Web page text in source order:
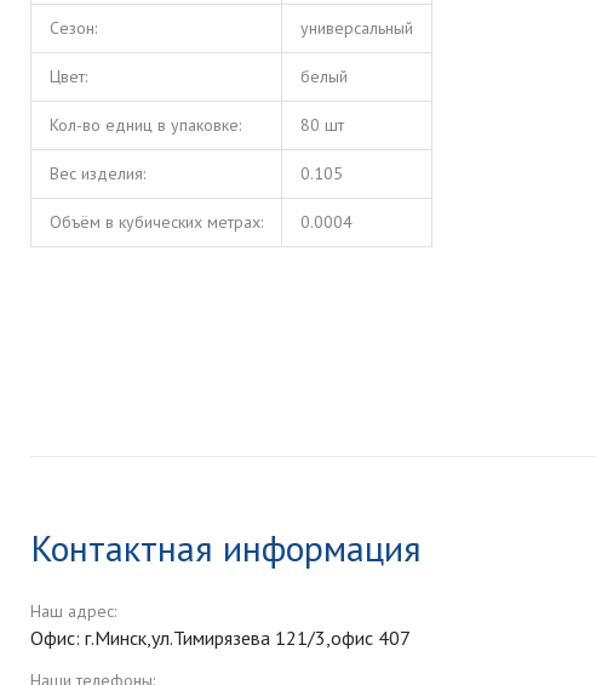
Сезон: универсальный
Цвет: белый
Кол-во едниц в упаковке: 80 шт
Вес изделия: 0.105
Объём в кубических метрах: 0.0004
Контактная информация
Наш адрес:
Офис: г.Минск,ул.Тимирязева 121/3,офис 407
Наши телефоны: